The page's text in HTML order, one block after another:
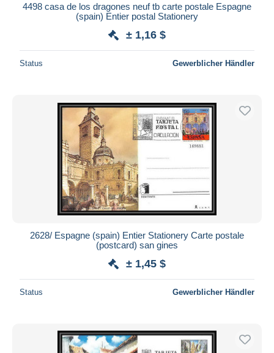
4498 casa de los dragones neuf tb carte postale Espagne
(spain) Entier postal Stationery
± 1,16 $
Status Gewerblicher Händler
2628/ Espagne (spain) Entier Stationery Carte postale
(postcard) san gines
± 1,45 $
Status Gewerblicher Händler